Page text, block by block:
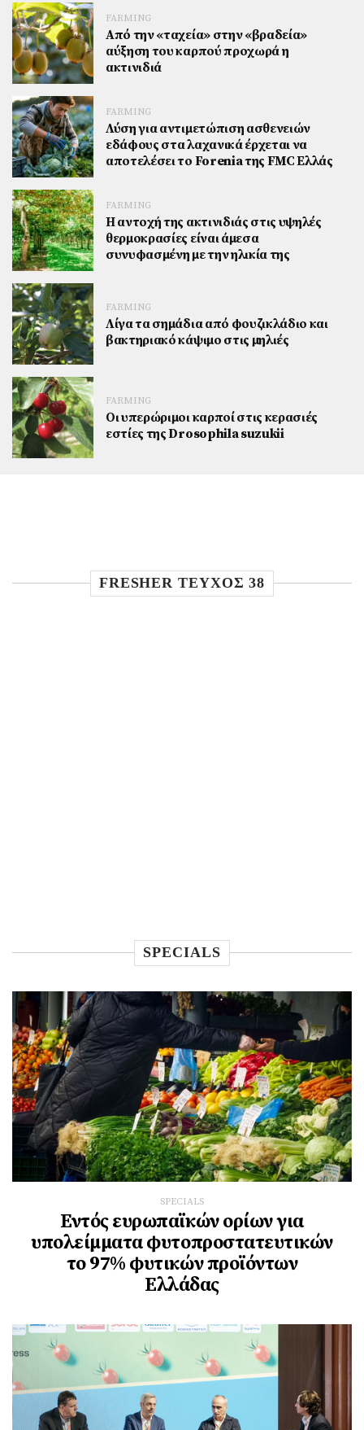
FARMING
Από την «ταχεία» στην «βραδεία»
αύξηση του καρπού προχωρά η
ακτινιδιά
FARMING
Λύση για αντιμετώπιση ασθενειών
εδάφους στα λαχανικά έρχεται να
αποτελέσει το Forenia της FMC Ελλάς
FARMING
Η αντοχή της ακτινιδιάς στις υψηλές
θερμοκρασίες είναι άμεσα
συνυφασμένη με την ηλικία της
FARMING
Λίγα τα σημάδια από φουζικλάδιο και
βακτηριακό κάψιμο στις μηλιές
FARMING
Οι υπερώριμοι καρποί στις κερασιές
εστίες της Drosophila suzukii
FRESHER TEYXOΣ 38
SPECIALS
SPECIALS
Εντός ευρωπαϊκών ορίων για
υπολείμματα φυτοπροστατευτικών
το 97% φυτικών προϊόντων
Ελλάδας